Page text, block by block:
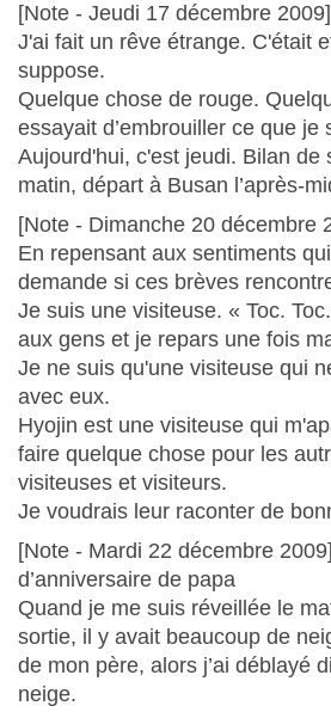
[Note - Jeudi 17 décembre 2009]
J'ai fait un rêve étrange. C'était
suppose.
Quelque chose de rouge.
essayait d’embrouiller ce que je
Aujourd'hui, c'est jeudi. Bilan de
matin, départ à Busan l’après-
[Note - Dimanche 20 décembre
En repensant aux sentiments
demande si ces brèves
Je suis une visiteuse. « Toc.
aux gens et je repars une fois
Je ne suis qu'une visiteuse qui
avec eux.
Hyojin est une visiteuse qui
faire quelque chose pour les
visiteuses et visiteurs.
Je voudrais leur raconter de
[Note - Mardi 22 décembre
d’anniversaire de papa
Quand je me suis réveillée le
sortie, il y avait beaucoup de
de mon père, alors j’ai déblayé
neige.